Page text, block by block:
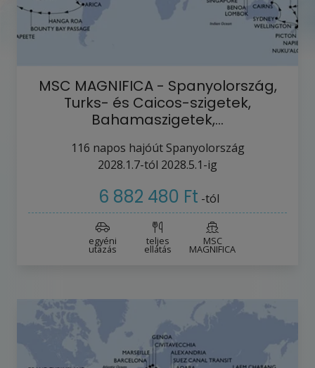
MSC MAGNIFICA - Spanyolország,
Turks- és Caicos-szigetek,
Bahamaszigetek,…
116 napos hajóút Spanyolország
2028.1.7-tól 2028.5.1-ig
6 882 480 Ft -tól
egyéni
utazás
teljes
ellátás
MSC
MAGNIFICA